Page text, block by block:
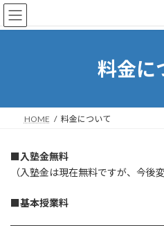
コ
ン
ナ
ビ
料金に
HOME 料金について
■入塾金無料
（入塾金は現在無料ですが、今後
■基本授業料